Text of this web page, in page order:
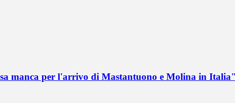
manca per l'arrivo di Mastantuono e Molina in